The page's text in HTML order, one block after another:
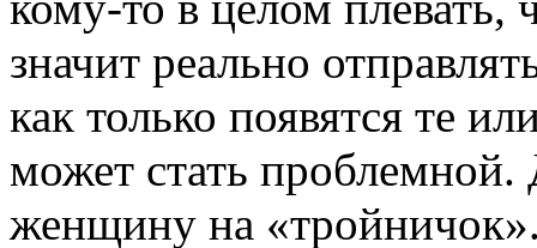
значит реально
как только появятся те
может стать
женщину на «тройничок».